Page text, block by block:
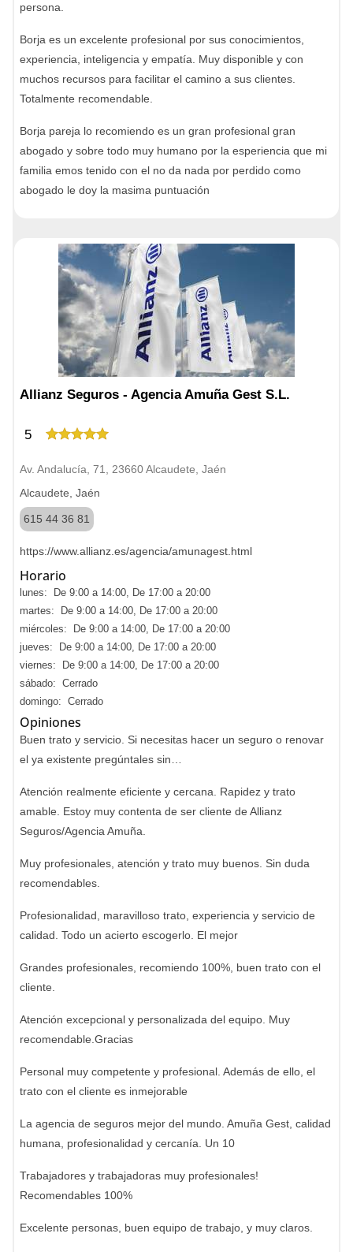
persona.
Borja es un excelente profesional por sus conocimientos,
experiencia, inteligencia y empatía. Muy disponible y con
muchos recursos para facilitar el camino a sus clientes.
Totalmente recomendable.
Borja pareja lo recomiendo es un gran profesional gran
abogado y sobre todo muy humano por la esperiencia que mi
familia emos tenido con el no da nada por perdido como
abogado le doy la masima puntuación
Allianz Seguros - Agencia Amuña Gest S.L.
5
Av. Andalucía, 71, 23660 Alcaudete, Jaén
Alcaudete, Jaén
615 44 36 81
https://www.allianz.es/agencia/amunagest.html
Horario
lunes: De 9:00 a 14:00, De 17:00 a 20:00
martes: De 9:00 a 14:00, De 17:00 a 20:00
miércoles: De 9:00 a 14:00, De 17:00 a 20:00
jueves: De 9:00 a 14:00, De 17:00 a 20:00
viernes: De 9:00 a 14:00, De 17:00 a 20:00
sábado: Cerrado
domingo: Cerrado
Opiniones
Buen trato y servicio. Si necesitas hacer un seguro o renovar
el ya existente pregúntales sin…
Atención realmente eficiente y cercana. Rapidez y trato
amable. Estoy muy contenta de ser cliente de Allianz
Seguros/Agencia Amuña.
Muy profesionales, atención y trato muy buenos. Sin duda
recomendables.
Profesionalidad, maravilloso trato, experiencia y servicio de
calidad. Todo un acierto escogerlo. El mejor
Grandes profesionales, recomiendo 100%, buen trato con el
cliente.
Atención excepcional y personalizada del equipo. Muy
recomendable.Gracias
Personal muy competente y profesional. Además de ello, el
trato con el cliente es inmejorable
La agencia de seguros mejor del mundo. Amuña Gest, calidad
humana, profesionalidad y cercanía. Un 10
Trabajadores y trabajadoras muy profesionales!
Recomendables 100%
Excelente personas, buen equipo de trabajo, y muy claros.